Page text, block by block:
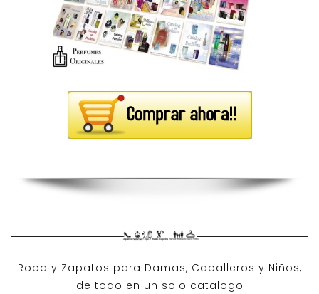
Ropa y Zapatos para Damas, Caballeros y Niños,
de todo en un solo catalogo